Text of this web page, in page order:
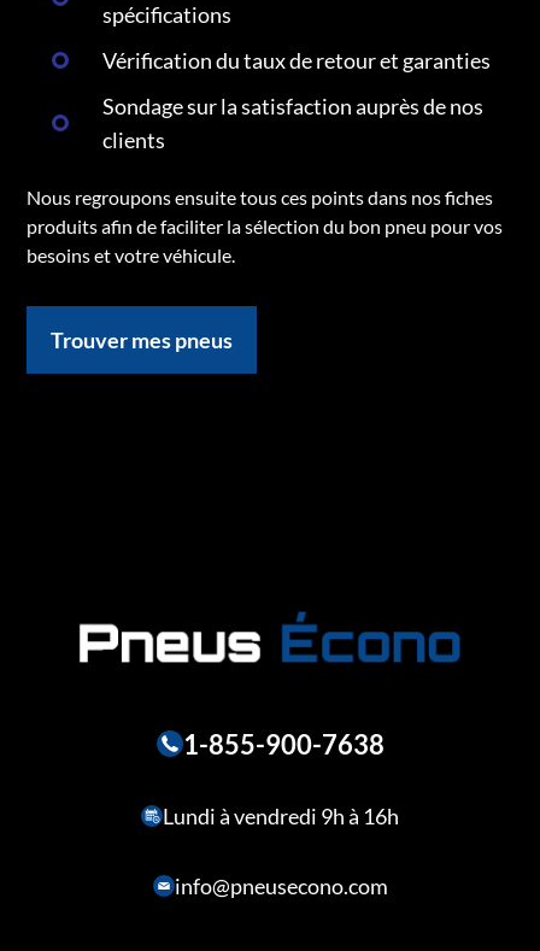
spécifications
Vérification du taux de retour et garanties
Sondage sur la satisfaction auprès de nos
clients
Nous regroupons ensuite tous ces points dans nos fiches
produits afin de faciliter la sélection du bon pneu pour vos
besoins et votre véhicule.
Trouver mes pneus
1-855-900-7638
Lundi à vendredi 9h à 16h
info@pneusecono.com